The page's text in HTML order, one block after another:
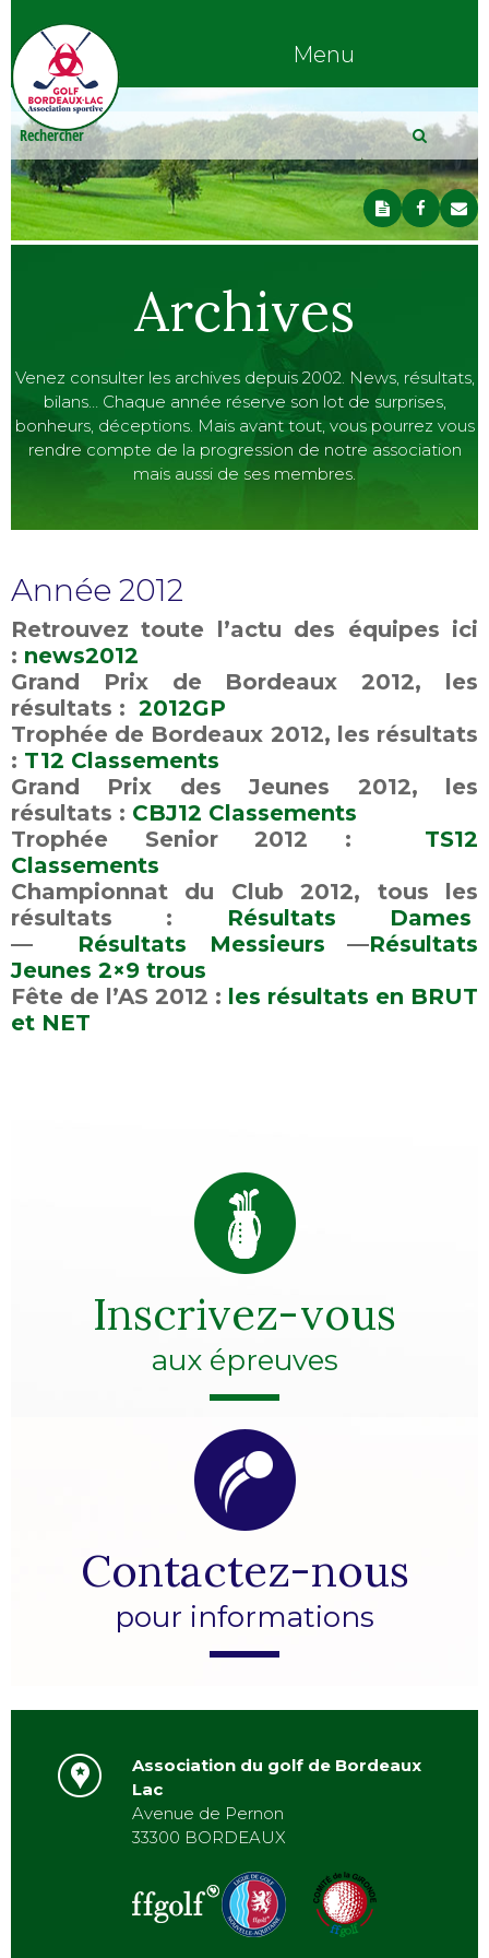
Menu
Archives
Venez consulter les archives depuis 2002. News, résultats,
bilans… Chaque année réserve son lot de surprises,
bonheurs, déceptions. Mais avant tout, vous pourrez vous
rendre compte de la progression de notre association
mais aussi de ses membres.
Année 2012
Retrouvez toute l’actu des équipes ici
: news2012
Grand Prix de Bordeaux 2012, les
résultats : 2012GP
Trophée de Bordeaux 2012, les résultats
: T12 Classements
Grand Prix des Jeunes 2012, les
résultats : CBJ12 Classements
Trophée Senior 2012 : TS12
Classements
Championnat du Club 2012, tous les
résultats : Résultats Dames
— Résultats Messieurs —Résultats
Jeunes 2×9 trous
Fête de l’AS 2012 : les résultats en BRUT
et NET
Inscrivez-vous
aux épreuves
Contactez-nous
pour informations
Association du golf de Bordeaux
Lac
Avenue de Pernon
33300 BORDEAUX